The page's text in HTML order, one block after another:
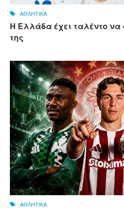
ΑΘΛΗΤΙΚΑ
Η Ελλάδα έχει ταλέντο να
της
ΑΘΛΗΤΙΚΑ